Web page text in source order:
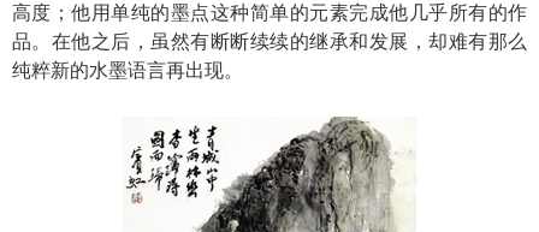
高度；他用单纯的墨点这种简单的元素完成他几乎所有的作
品。在他之后，虽然有断断续续的继承和发展，却难有那么
纯粹新的水墨语言再出现。